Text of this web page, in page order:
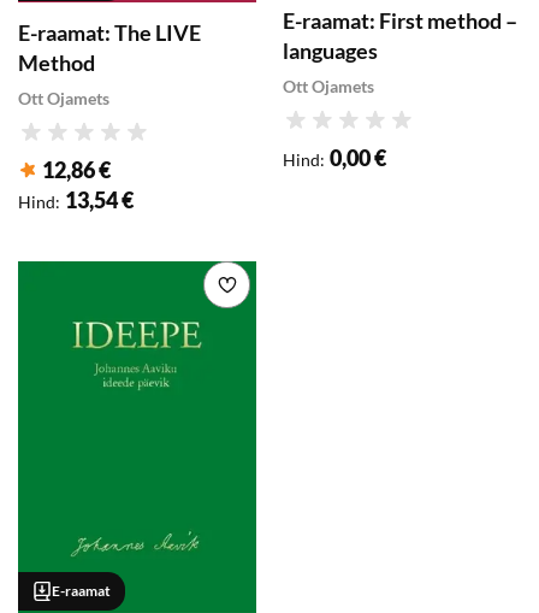
E-raamat: The LIVE
Method
Ott Ojamets
Hinnang
Klubihind:
12,86 €
Hind: 13,54 €
E-raamat: First method –
languages
Ott Ojamets
Hinnang
Hind: 0,00 €
E-raamat
Lisa soovikorvi